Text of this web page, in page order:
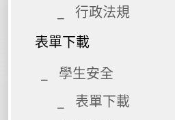
行政法規
表單下載
學生安全
表單下載